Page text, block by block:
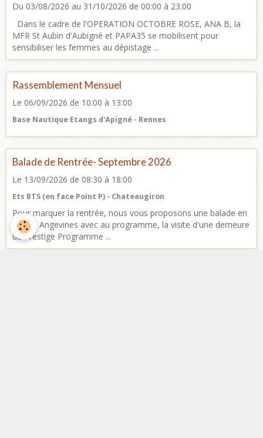
Du 03/08/2026 au 31/10/2026 de 00:00 à 23:00
Dans le cadre de l'OPERATION OCTOBRE ROSE, ANA B, la
MFR St Aubin d'Aubigné et PAPA35 se mobilisent pour
sensibiliser les femmes au dépistage ...
Rassemblement Mensuel
Le 06/09/2026 de 10:00 à 13:00
Base Nautique Etangs d'Apigné - Rennes
Balade de Rentrée- Septembre 2026
Le 13/09/2026 de 08:30 à 18:00
Ets BTS (en face Point P) - Chateaugiron
Pour marquer la rentrée, nous vous proposons une balade en
Terres Angevines avec au programme, la visite d'une demeure
de Prestige Programme ...